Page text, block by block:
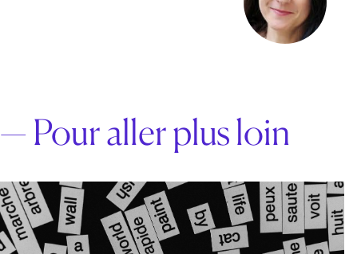
— Pour aller plus loin